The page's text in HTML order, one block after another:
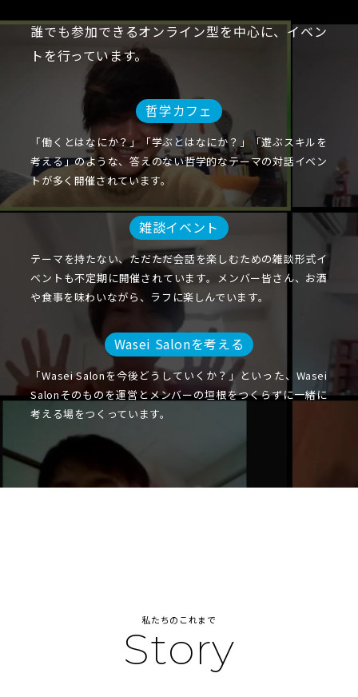
誰でも参加できるオンライン型を中心に、イベン
トを行っています。
哲学カフェ
「働くとはなにか？」「学ぶとはなにか？」「遊ぶスキルを
考える」のような、答えのない哲学的なテーマの対話イベン
トが多く開催されています。
雑談イベント
テーマを持たない、ただただ会話を楽しむための雑談形式イ
ベントも不定期に開催されています。メンバー皆さん、お酒
や食事を味わいながら、ラフに楽しんでいます。
Wasei Salonを考える
「Wasei Salonを今後どうしていくか？」といった、Wasei
Salonそのものを運営とメンバーの垣根をつくらずに一緒に
考える場をつくっています。
私たちのこれまで
Story